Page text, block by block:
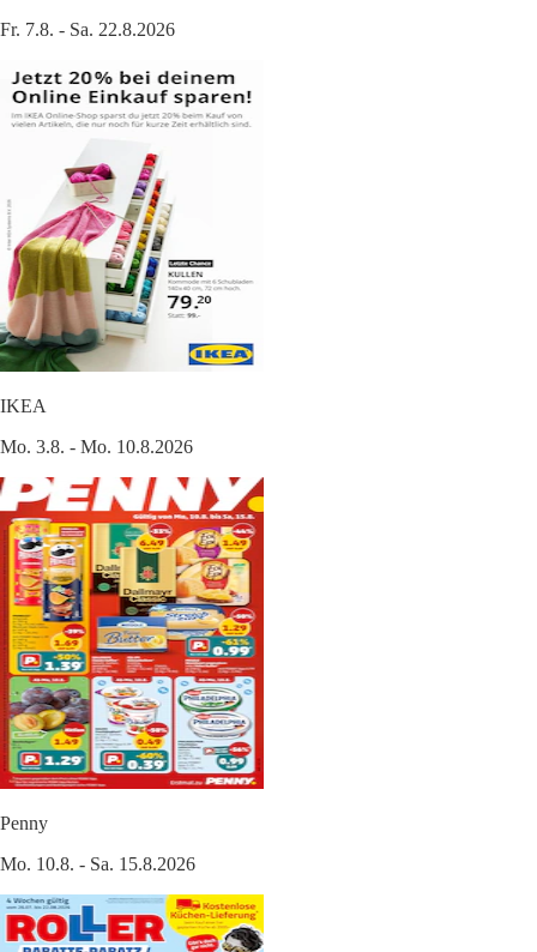
Fr. 7.8. - Sa. 22.8.2026
IKEA
Mo. 3.8. - Mo. 10.8.2026
Penny
Mo. 10.8. - Sa. 15.8.2026